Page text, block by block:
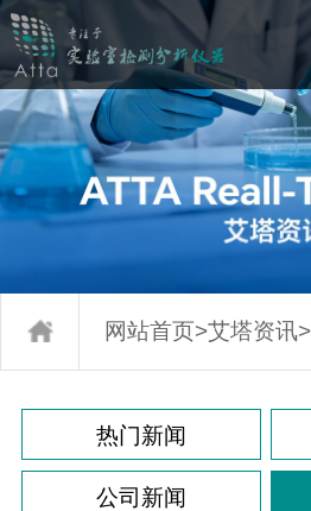
网站首页>艾塔资讯>
热门新闻
公司新闻